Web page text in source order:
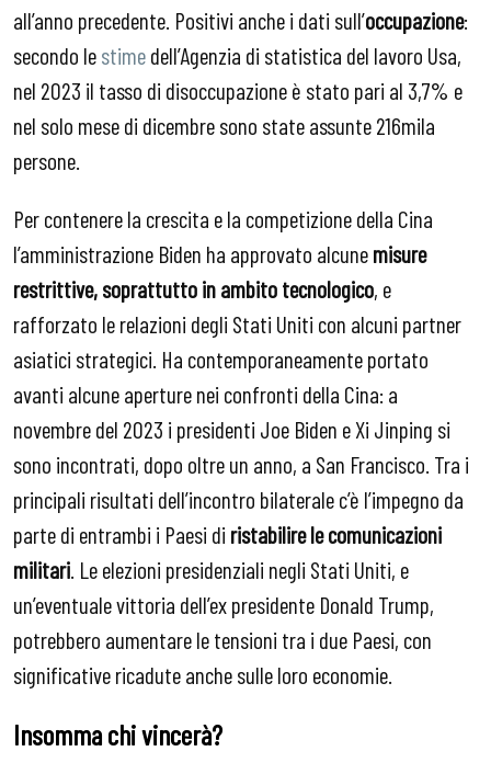
all’anno precedente. Positivi anche i dati sull’occupazione:
secondo lestimedell’Agenzia di statistica del lavoro Usa,
nel 2023 il tasso di disoccupazione è stato pari al 3,7% e
nel solo mese di dicembre sono state assunte 216mila
persone.
Per contenere la crescita e la competizione della Cina
l’amministrazione Biden ha approvato alcunemisure
restrittive, soprattutto in ambito tecnologico, e
rafforzato le relazioni degli Stati Uniti con alcuni partner
asiatici strategici. Ha contemporaneamente portato
avanti alcune aperture nei confronti della Cina: a
novembre del 2023 i presidenti Joe Biden e Xi Jinping si
sono incontrati, dopo oltre un anno, a San Francisco. Tra i
principali risultati dell’incontro bilaterale c’è l’impegno da
parte di entrambi i Paesi di ristabilire le comunicazioni
militari. Le elezioni presidenziali negli Stati Uniti, e
un’eventuale vittoria dell’ex presidente Donald Trump,
potrebbero aumentare le tensioni tra i due Paesi, con
significative ricadute anche sulle loro economie.
Insomma chi vincerà?